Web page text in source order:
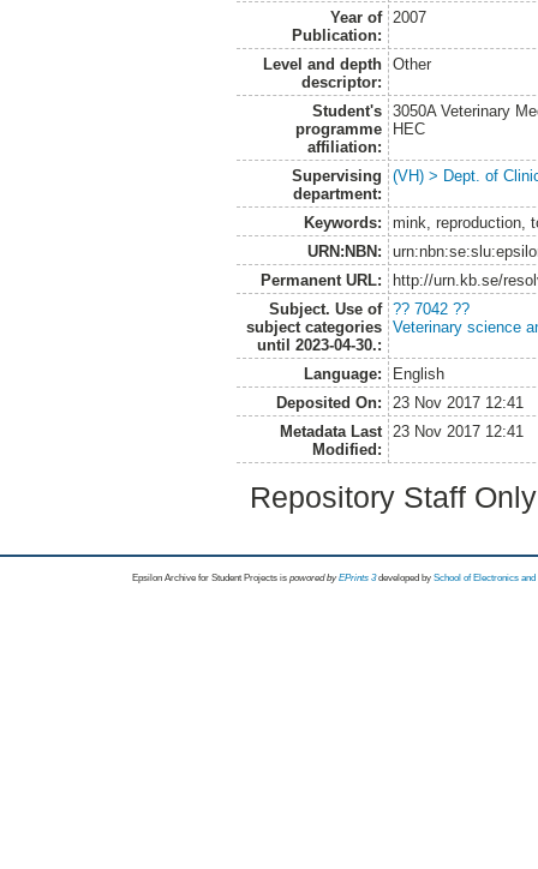
Year of
Publication:
2007
Level and depth
descriptor:
Other
Student's
programme
affiliation:
3050A Veterinary
HEC
Supervising
department:
(VH) > Dept. of
Keywords:
mink, reproduction,
URN:NBN:
Permanent URL:
http://urn.kb.se/
Subject. Use of
subject categories
until 2023-04-30.:
?? 7042 ??
Veterinary science
Language:
English
Deposited On:
23 Nov 2017 12:41
Metadata Last
Modified:
23 Nov 2017 12:41
Repository Staff
Epsilon Archive for Student Projects is powored byEPrints 3 developed by School of Electronics